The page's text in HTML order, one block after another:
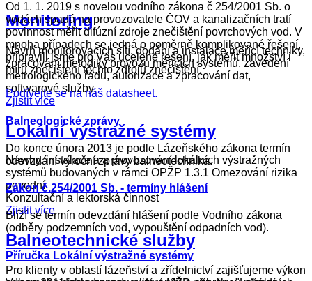
Monitoring
Návrh monitorovacích sítí, dodání a instalace měřící techniky,
zpracování metodiky provozu měřicích systémů, zavedení
metrologického řádu, autorizace a zpracování dat,
softwarové služby.
Zjistit více
Lokální výstražné systémy
Návrhy, instalace a a provozování lokálních výstražných
systémů budovaných v rámci OPŽP 1.3.1 Omezování rizika
povodní
Konzultační a lektorská činnost
Zjistit více
Balneotechnické služby
Pro klienty v oblastí lázeňství a zřídelnictví zajišťujeme výkon
Od 1. 1. 2019 s novelou vodního zákona č 254/2001 Sb. o
vodách spadá na provozovatele ČOV a kanalizačních tratí
povinnost měřit difúzní zdroje znečištění povrchových vod. V
mnoha případech se jedná o poměrně komplikované řešení,
připravili jsme pro Vás ucelené řešení, jak měřit množství i
míru znečištení těchto zdrojů znečištění.
Podívejte se na náš datasheet.
Balneologické zprávy
Do konce února 2013 je podle Lázeňského zákona termín
odevzdání výroční zprávy balneotechnika.
Zákon č.254/2001 Sb. - termíny hlášení
Blíží se termín odevzdání hlášení podle Vodního zákona
(odběry podzemních vod, vypouštění odpadních vod).
Příručka Lokální výstražné systémy